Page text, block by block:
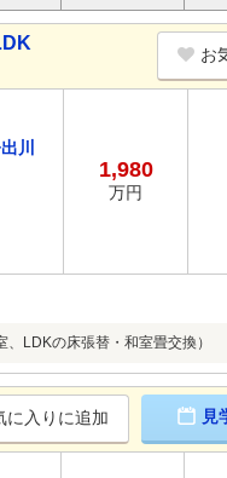
お
川
1,980
万円
LDKの床張替・和室畳交換）
に入りに追加 見